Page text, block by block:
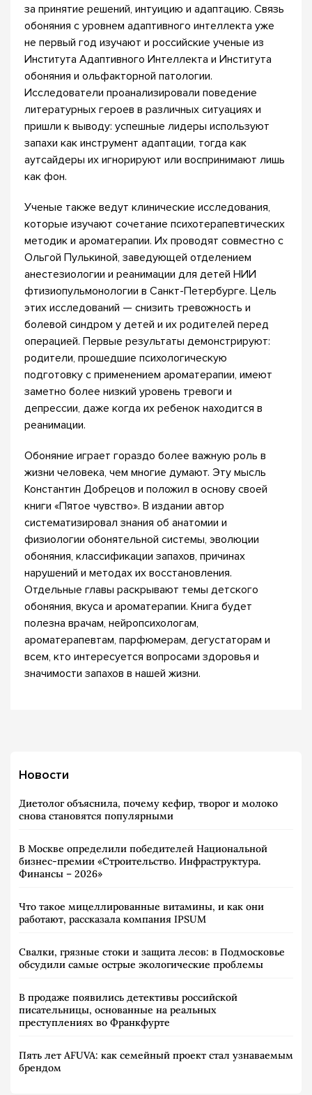
за принятие решений, интуицию и адаптацию. Связь
обоняния с уровнем адаптивного интеллекта уже
не первый год изучают и российские ученые из
Института Адаптивного Интеллекта и Института
обоняния и ольфакторной патологии.
Исследователи проанализировали поведение
литературных героев в различных ситуациях и
пришли к выводу: успешные лидеры используют
запахи как инструмент адаптации, тогда как
аутсайдеры их игнорируют или воспринимают лишь
как фон.
Ученые также ведут клинические исследования,
которые изучают сочетание психотерапевтических
методик и ароматерапии. Их проводят совместно с
Ольгой Пулькиной, заведующей отделением
анестезиологии и реанимации для детей НИИ
фтизиопульмонологии в Санкт-Петербурге. Цель
этих исследований — снизить тревожность и
болевой синдром у детей и их родителей перед
операцией. Первые результаты демонстрируют:
родители, прошедшие психологическую
подготовку с применением ароматерапии, имеют
заметно более низкий уровень тревоги и
депрессии, даже когда их ребенок находится в
реанимации.
Обоняние играет гораздо более важную роль в
жизни человека, чем многие думают. Эту мысль
Константин Добрецов и положил в основу своей
книги «Пятое чувство». В издании автор
систематизировал знания об анатомии и
физиологии обонятельной системы, эволюции
обоняния, классификации запахов, причинах
нарушений и методах их восстановления.
Отдельные главы раскрывают темы детского
обоняния, вкуса и ароматерапии. Книга будет
полезна врачам, нейропсихологам,
ароматерапевтам, парфюмерам, дегустаторам и
всем, кто интересуется вопросами здоровья и
значимости запахов в нашей жизни.
Новости
Диетолог объяснила, почему кефир, творог и молоко
снова становятся популярными
В Москве определили победителей Национальной
бизнес-премии «Строительство. Инфраструктура.
Финансы – 2026»
Что такое мицеллированные витамины, и как они
работают, рассказала компания IPSUM
Свалки, грязные стоки и защита лесов: в Подмосковье
обсудили самые острые экологические проблемы
В продаже появились детективы российской
писательницы, основанные на реальных
преступлениях во Франкфурте
Пять лет AFUVA: как семейный проект стал узнаваемым
брендом